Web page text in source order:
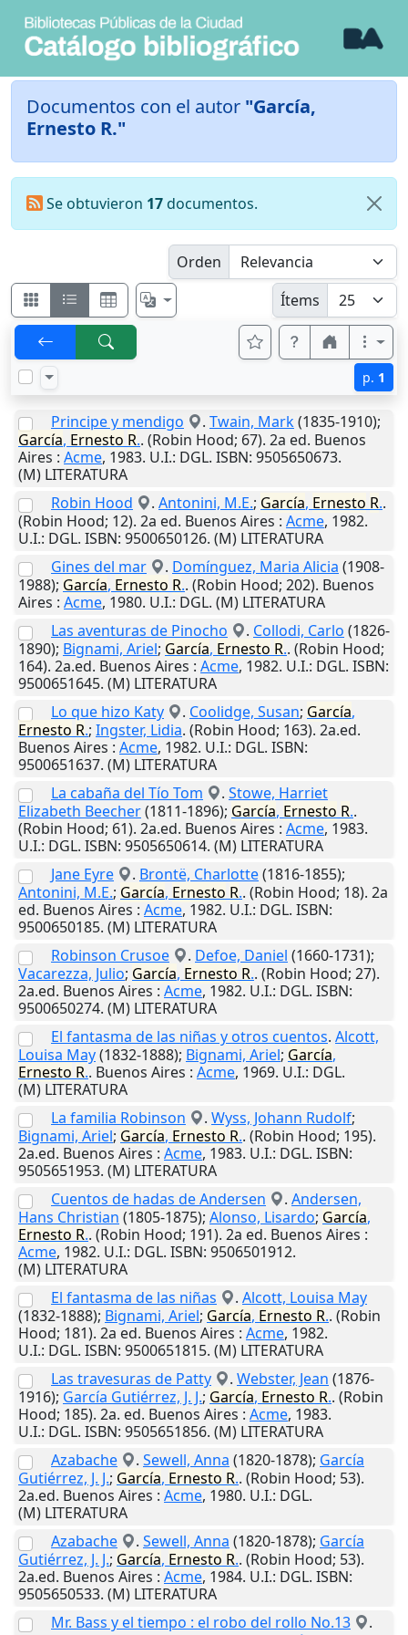
Documentos con el autor "García,
Ernesto R."
Se obtuvieron 17documentos.
Orden
Ítems
p. 1
Principe y mendigo . Twain, Mark(1835-1910);
García, Ernesto R.. (Robin Hood; 67). 2a ed. Buenos
Aires : Acme, 1983. U.I.: DGL. ISBN: 9505650673.
(M) LITERATURA
Robin Hood
. Antonini, M.E.; García, Ernesto R..
(Robin Hood; 12). 2a ed. Buenos Aires : Acme, 1982.
U.I.: DGL. ISBN: 9500650126. (M) LITERATURA
Gines del mar
. Domínguez, Maria Alicia (1908-
1988); García, Ernesto R.. (Robin Hood; 202). Buenos
Aires : Acme, 1980. U.I.: DGL. (M) LITERATURA
Las aventuras de Pinocho
. Collodi, Carlo (1826-
1890); Bignami, Ariel; García, Ernesto R.. (Robin Hood;
164). 2a.ed. Buenos Aires : Acme, 1982. U.I.: DGL. ISBN:
9500651645. (M) LITERATURA
Lo que hizo Katy
. Coolidge, Susan; García,
Ernesto R.; Ingster, Lidia. (Robin Hood; 163). 2a.ed.
Buenos Aires : Acme, 1982. U.I.: DGL. ISBN:
9500651637. (M) LITERATURA
La cabaña del Tío Tom
. Stowe, Harriet
Elizabeth Beecher(1811-1896); García, Ernesto R..
(Robin Hood; 61). 2a.ed. Buenos Aires : Acme, 1983.
U.I.: DGL. ISBN: 9505650614. (M) LITERATURA
Jane Eyre
. Brontë, Charlotte(1816-1855);
Antonini, M.E.; García, Ernesto R.. (Robin Hood; 18). 2a
ed. Buenos Aires : Acme, 1982. U.I.: DGL. ISBN:
9500650185. (M) LITERATURA
Robinson Crusoe
. Defoe, Daniel (1660-1731);
Vacarezza, Julio; García, Ernesto R.. (Robin Hood; 27).
2a.ed. Buenos Aires : Acme, 1982. U.I.: DGL. ISBN:
9500650274. (M) LITERATURA
El fantasma de las niñas y otros cuentos. Alcott,
Louisa May(1832-1888); Bignami, Ariel; García,
Ernesto R.. Buenos Aires : Acme, 1969. U.I.: DGL.
(M) LITERATURA
La familia Robinson
. Wyss, Johann Rudolf;
Bignami, Ariel; García, Ernesto R.. (Robin Hood; 195).
2a.ed. Buenos Aires : Acme, 1983. U.I.: DGL. ISBN:
9505651953. (M) LITERATURA
Cuentos de hadas de Andersen
. Andersen,
Hans Christian (1805-1875); Alonso, Lisardo; García,
Ernesto R.. (Robin Hood; 191). 2a ed. Buenos Aires :
Acme, 1982. U.I.: DGL. ISBN: 9506501912.
(M) LITERATURA
El fantasma de las niñas
. Alcott, Louisa May
(1832-1888); Bignami, Ariel; García, Ernesto R.. (Robin
Hood; 181). 2a ed. Buenos Aires : Acme, 1982.
U.I.: DGL. ISBN: 9500651815. (M) LITERATURA
Las travesuras de Patty
. Webster, Jean (1876-
1916); García Gutiérrez, J. J.; García, Ernesto R.. (Robin
Hood; 185). 2a. ed. Buenos Aires : Acme, 1983.
U.I.: DGL. ISBN: 9505651856. (M) LITERATURA
Azabache
. Sewell, Anna (1820-1878); García
Gutiérrez, J. J.; García, Ernesto R.. (Robin Hood; 53).
2a.ed. Buenos Aires : Acme, 1980. U.I.: DGL.
(M) LITERATURA
Azabache
. Sewell, Anna (1820-1878); García
Gutiérrez, J. J.; García, Ernesto R.. (Robin Hood; 53).
2a.ed. Buenos Aires : Acme, 1984. U.I.: DGL. ISBN:
9505650533. (M) LITERATURA
Mr. Bass y el tiempo : el robo del rollo No.13
.